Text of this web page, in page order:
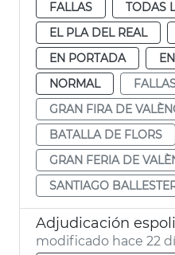
FALLAS
TODAS
EL PLA DEL REAL
EN PORTADA
NORMAL
GRAN FIRA DE
BATALLA DE FLORS
GRAN FERIA DE
SANTIAGO
modificado hace 22